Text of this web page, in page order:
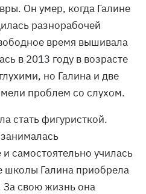
Он умер, когда Галине
разнорабочей
время вышивала
в 2013 году в возрасте
но Галина и две
проблем со слухом.
стать фигуристкой.
самостоятельно училась
школы Галина приобрела
свою жизнь она